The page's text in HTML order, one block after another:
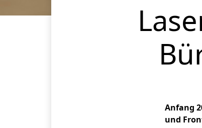
Anfang
und